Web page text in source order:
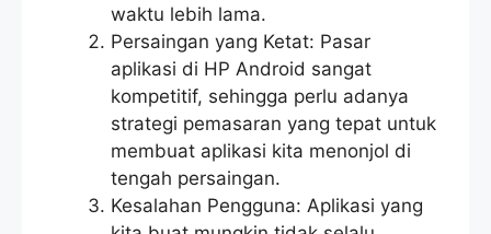
waktu lebih lama.
Persaingan yang Ketat: Pasar
aplikasi di HP Android sangat
kompetitif, sehingga perlu adanya
strategi pemasaran yang tepat untuk
membuat aplikasi kita menonjol di
tengah persaingan.
Kesalahan Pengguna: Aplikasi yang